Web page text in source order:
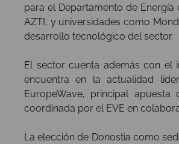
para el Departamento de
AZTI, y universidades como
desarrollo tecnológico del sector.
El sector cuenta además con el
encuentra en la actualidad
EuropeWave, principal
coordinada por el EVE en
La elección de Donostia como